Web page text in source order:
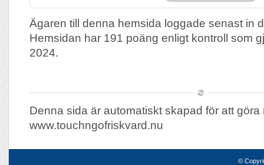
Ägaren till denna hemsida loggade senast in
Hemsidan har 191 poäng enligt kontroll som
2024.
Denna sida är automatiskt skapad för att göra
www.touchngofriskvard.nu
©